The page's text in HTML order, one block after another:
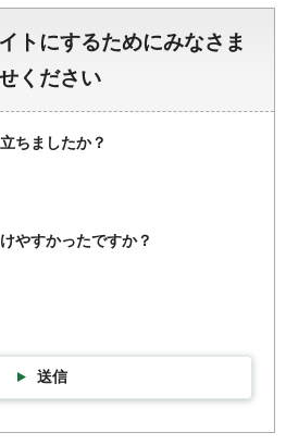
トにするためにみなさま
ください
ちましたか？
やすかったですか？
送信